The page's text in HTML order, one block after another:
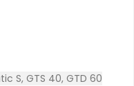
S, GTS 40, GTD 60